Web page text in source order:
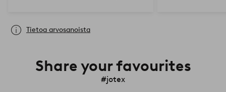
Tietoa arvosanoista
Share your favourites
#jotex